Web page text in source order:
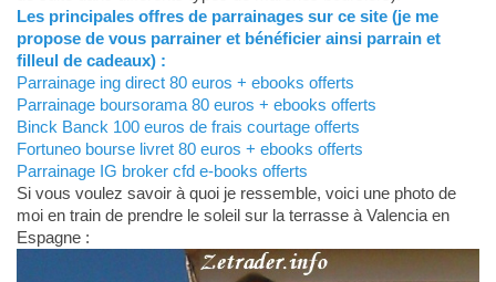
Les principales offres de parrainages sur ce site (je me
propose de vous parrainer et bénéficier ainsi parrain et
filleul de cadeaux) :
Parrainage ing direct 80 euros + ebooks offerts
Parrainage boursorama 80 euros + ebooks offerts
Binck Banck 100 euros de frais courtage offerts
Fortuneo bourse livret 80 euros + ebooks offerts
Parrainage IG broker cfd e-books offerts
Si vous voulez savoir à quoi je ressemble, voici une photo de
moi en train de prendre le soleil sur la terrasse à Valencia en
Espagne :